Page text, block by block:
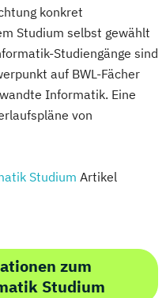
konkret
Studium selbst gewählt
Studiengänge sind
auf BWL-Fächer
Informatik. Eine
von
Studium Artikel
zum
Studium